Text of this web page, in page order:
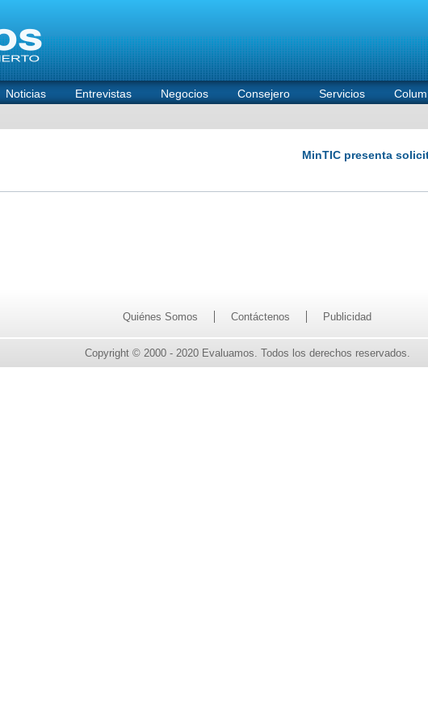
Noticias Entrevistas Negocios Consejero Servicios
Quiénes Somos Contáctenos Publicidad
Copyright © 2000 - 2020 Evaluamos. Todos los derechos reservados.